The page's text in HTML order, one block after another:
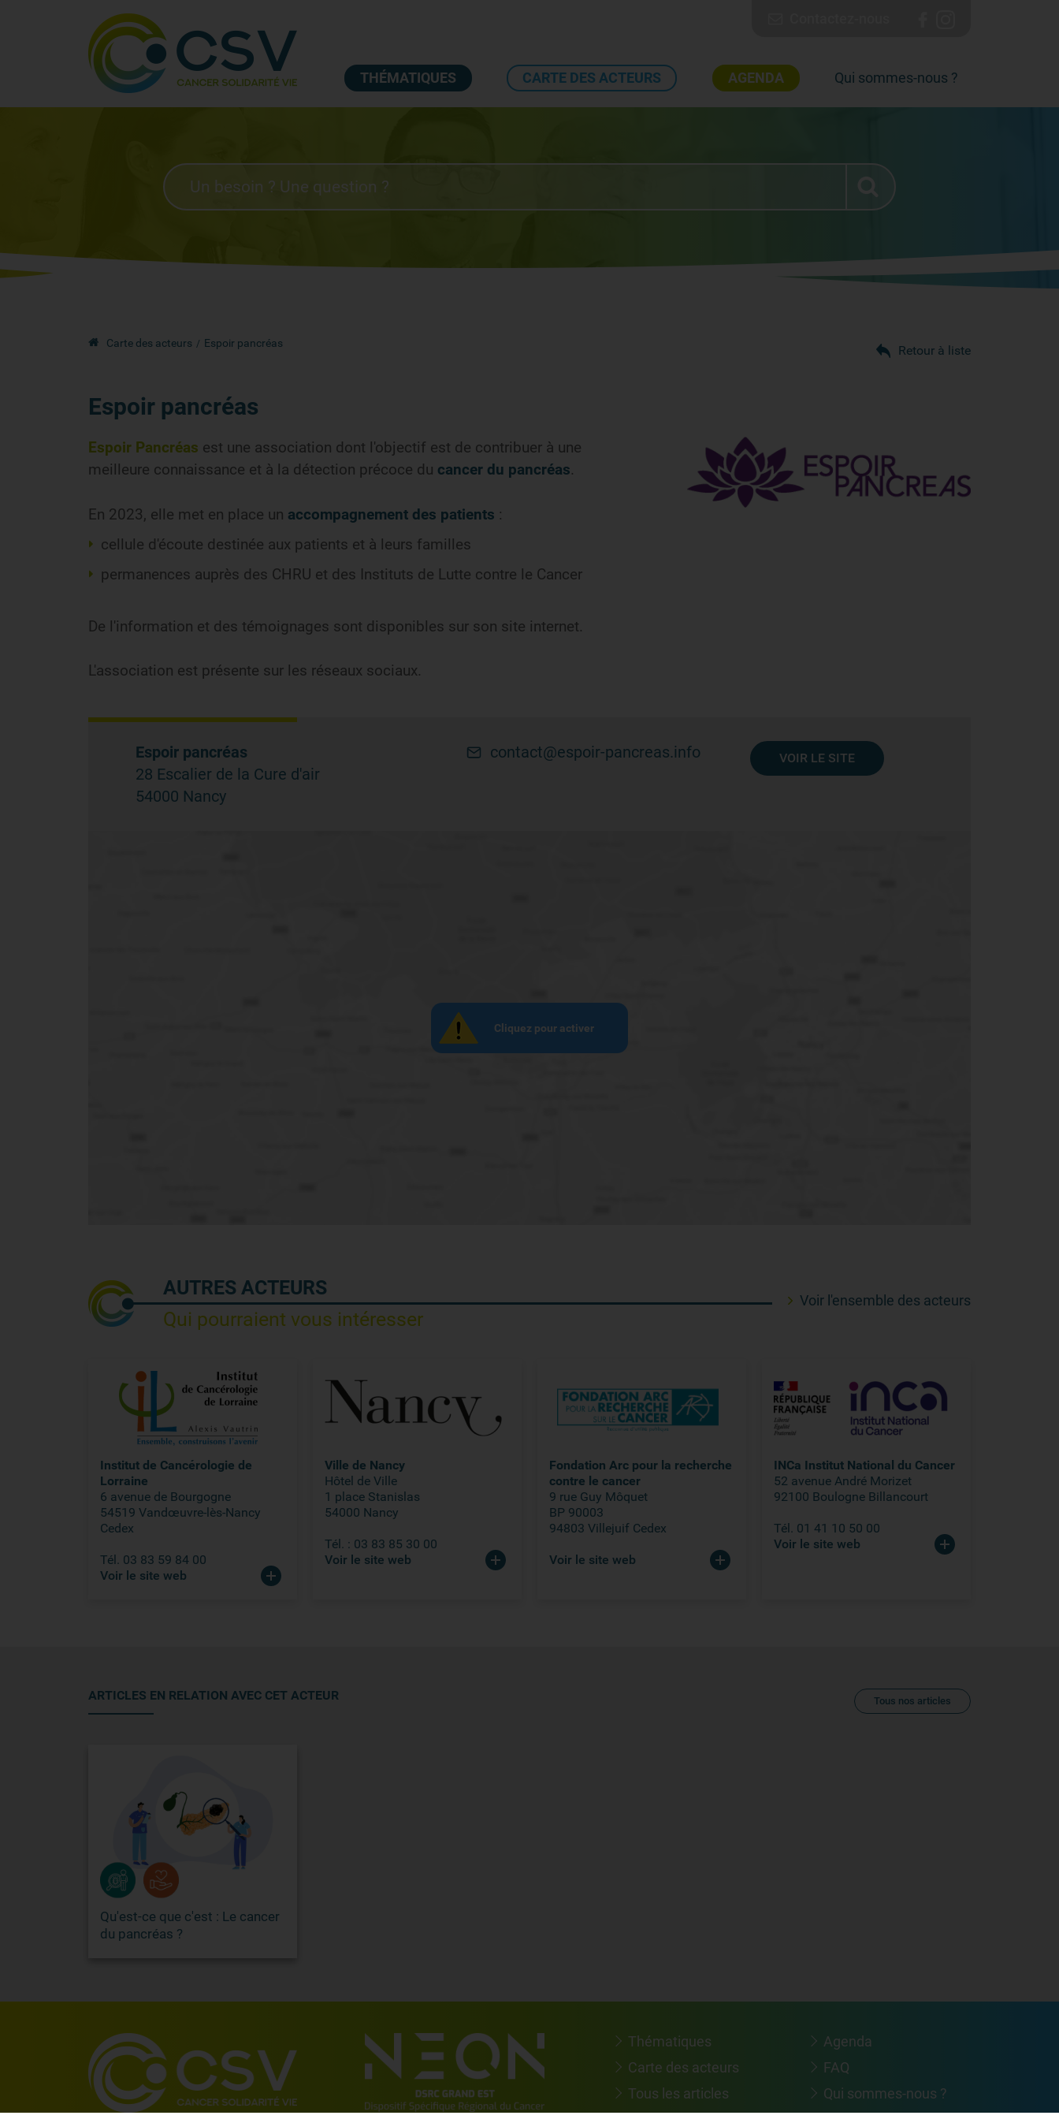
THÉMATIQUES CARTE DES ACTEURS AGENDA Qui sommes-nous ?
Carte des acteurs Espoir pancréas Retour à liste
Espoir pancréas
Espoir Pancréas est une association dont l'objectif est de contribuer à une
meilleure connaissance et à la détection précoce du cancer du pancréas.
En 2023, elle met en place un accompagnement des patients :
cellule d'écoute destinée aux patients et à leurs familles
permanences auprès des CHRU et des Instituts de Lutte contre le Cancer
De l'information et des témoignages sont disponibles sur son site internet.
L'association est présente sur les réseaux sociaux.
Espoir pancréas
28 Escalier de la Cure d'air
54000 Nancy
contact@espoir-pancreas.info VOIR LE SITE
Cliquez pour activer
AUTRES ACTEURS
Qui pourraient vous intéresser
Voir l'ensemble des acteurs
Institut de Cancérologie de
Lorraine
6 avenue de Bourgogne
54519 Vandœuvre-lès-Nancy
Cedex
Tél. 03 83 59 84 00
Voir le site web
Ville de Nancy
Hôtel de Ville
1 place Stanislas
54000 Nancy
Tél. : 03 83 85 30 00
Voir le site web
Fondation Arc pour la recherche
contre le cancer
9 rue Guy Môquet
BP 90003
94803 Villejuif Cedex
Voir le site web
INCa Institut National du Cancer
52 avenue André Morizet
92100 Boulogne Billancourt
Tél. 01 41 10 50 00
Voir le site web
ARTICLES EN RELATION AVEC CET ACTEUR Tous nos articles
Qu'est-ce que c'est : Le cancer
du pancréas ?
Thématiques
Carte des acteurs
Tous les articles
Agenda
FAQ
Qui sommes-nous ?